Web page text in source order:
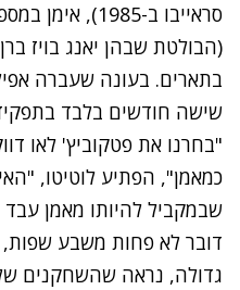
סראייבו ב-1985),
(הבולטת שבהן יאנג בויז
בתארים. בעונה שעברה
שישה חודשים בלבד
"בחרנו את פטקוביץ' לאו
כמאמן", הפתיע לוטיטו,
שבמקביל להיותו מאמן
דובר לא פחות משבע שפות,
גדולה, נראה שהשחקנים